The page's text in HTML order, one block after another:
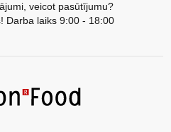
veicot pasūtījumu?
Darba laiks 9:00 - 18:00